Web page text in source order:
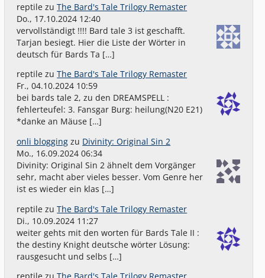
reptile zuThe Bard's Tale Trilogy Remaster
Do., 17.10.2024 12:40
vervollständigt !!!! Bard tale 3 ist geschafft.
Tarjan besiegt. Hier die Liste der Wörter in
deutsch für Bards Ta […]
reptile zuThe Bard's Tale Trilogy Remaster
Fr., 04.10.2024 10:59
bei bards tale 2, zu den DREAMSPELL :
fehlerteufel: 3. Fansgar Burg: heilung(N20 E21)
*danke an Mäuse […]
onli blogging zu Divinity: Original Sin 2
Mo., 16.09.2024 06:34
Divinity: Original Sin 2 ähnelt dem Vorgänger
sehr, macht aber vieles besser. Vom Genre her
ist es wieder ein klas […]
reptile zuThe Bard's Tale Trilogy Remaster
Di., 10.09.2024 11:27
weiter gehts mit den worten für Bards Tale II :
the destiny Knight deutsche wörter Lösung:
rausgesucht und selbs […]